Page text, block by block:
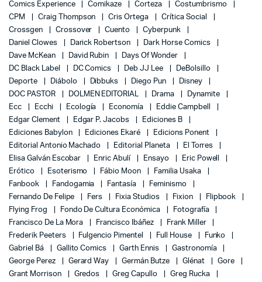
Comics Experience
Comikaze Corteza
Costumbrismo
CPM
Craig Thompson Cris Ortega
Crítica Social
Crossgen
Crossover Cuento
Cyberpunk
Daniel Clowes
Darick Robertson
Dark Horse Comics
Dave McKean
David Rubin
Days Of Wonder
DC Black Label
DC Comics Deb JJ Lee
DeBolsillo
Deporte
Diábolo Dibbuks Diego Pun
Disney
DOC PASTOR
DOLMEN EDITORIAL Drama
Dynamite
Ecc
Ecchi Ecología Economía
Eddie Campbell
Edgar Clement
Edgar P. Jacobs
Ediciones B
Ediciones Babylon
Ediciones Ekaré
Edicions Ponent
Editorial Antonio Machado
Editorial Planeta
El Torres
Elisa Galván Escobar
Enric Abulí Ensayo
Eric Powell
Erótico
Esoterismo Fábio Moon
Familia Usaka
Fanbook
Fandogamia Fantasía
Feminismo
Fernando De Felipe
Fers Fixia Studios Fixion
Flipbook
Flying Frog
Fondo De Cultura Económica
Fotografía
Francisco De La Mora
Francisco Ibáñez
Frank Miller
Frederik Peeters
Fulgencio Pimentel Full House
Funko
Gabriel Bá
Gallito Comics Garth Ennis
Gastronomía
George Perez
Gerard Way Germán Butze Glénat
Gore
Grant Morrison
Gredos Greg Capullo
Greg Rucka